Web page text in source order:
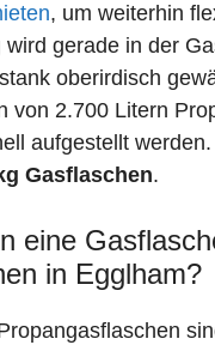
, um weiterhin
wird gerade in der
oberirdisch
von 2.700 Litern
aufgestellt
Gasflaschen.
eine
in Egglham?